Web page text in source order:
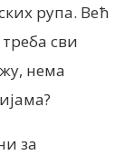
рупа. Већ
сви
нема
за